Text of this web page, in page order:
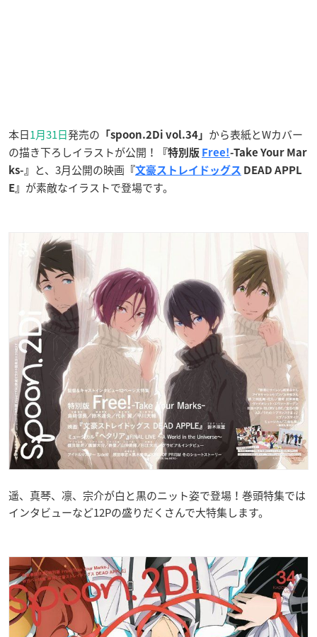
本日1月31日発売の 「spoon.2Di vol.34」 から表紙とWカバー
の描き下ろしイラストが公開！
『特別版 Free!-Take Your Mar
ks-』
と、3月公開の映画 『文豪ストレイドッグス DEAD APPL
E』 が素敵なイラストで登場です。
遥、真琴、凛、宗介が白と黒のニット姿で登場！巻頭特集では
インタビューなど12Pの盛りだくさんで大特集します。